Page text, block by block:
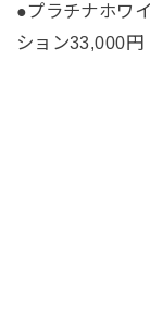
●プラチナホワ
ション33,000円